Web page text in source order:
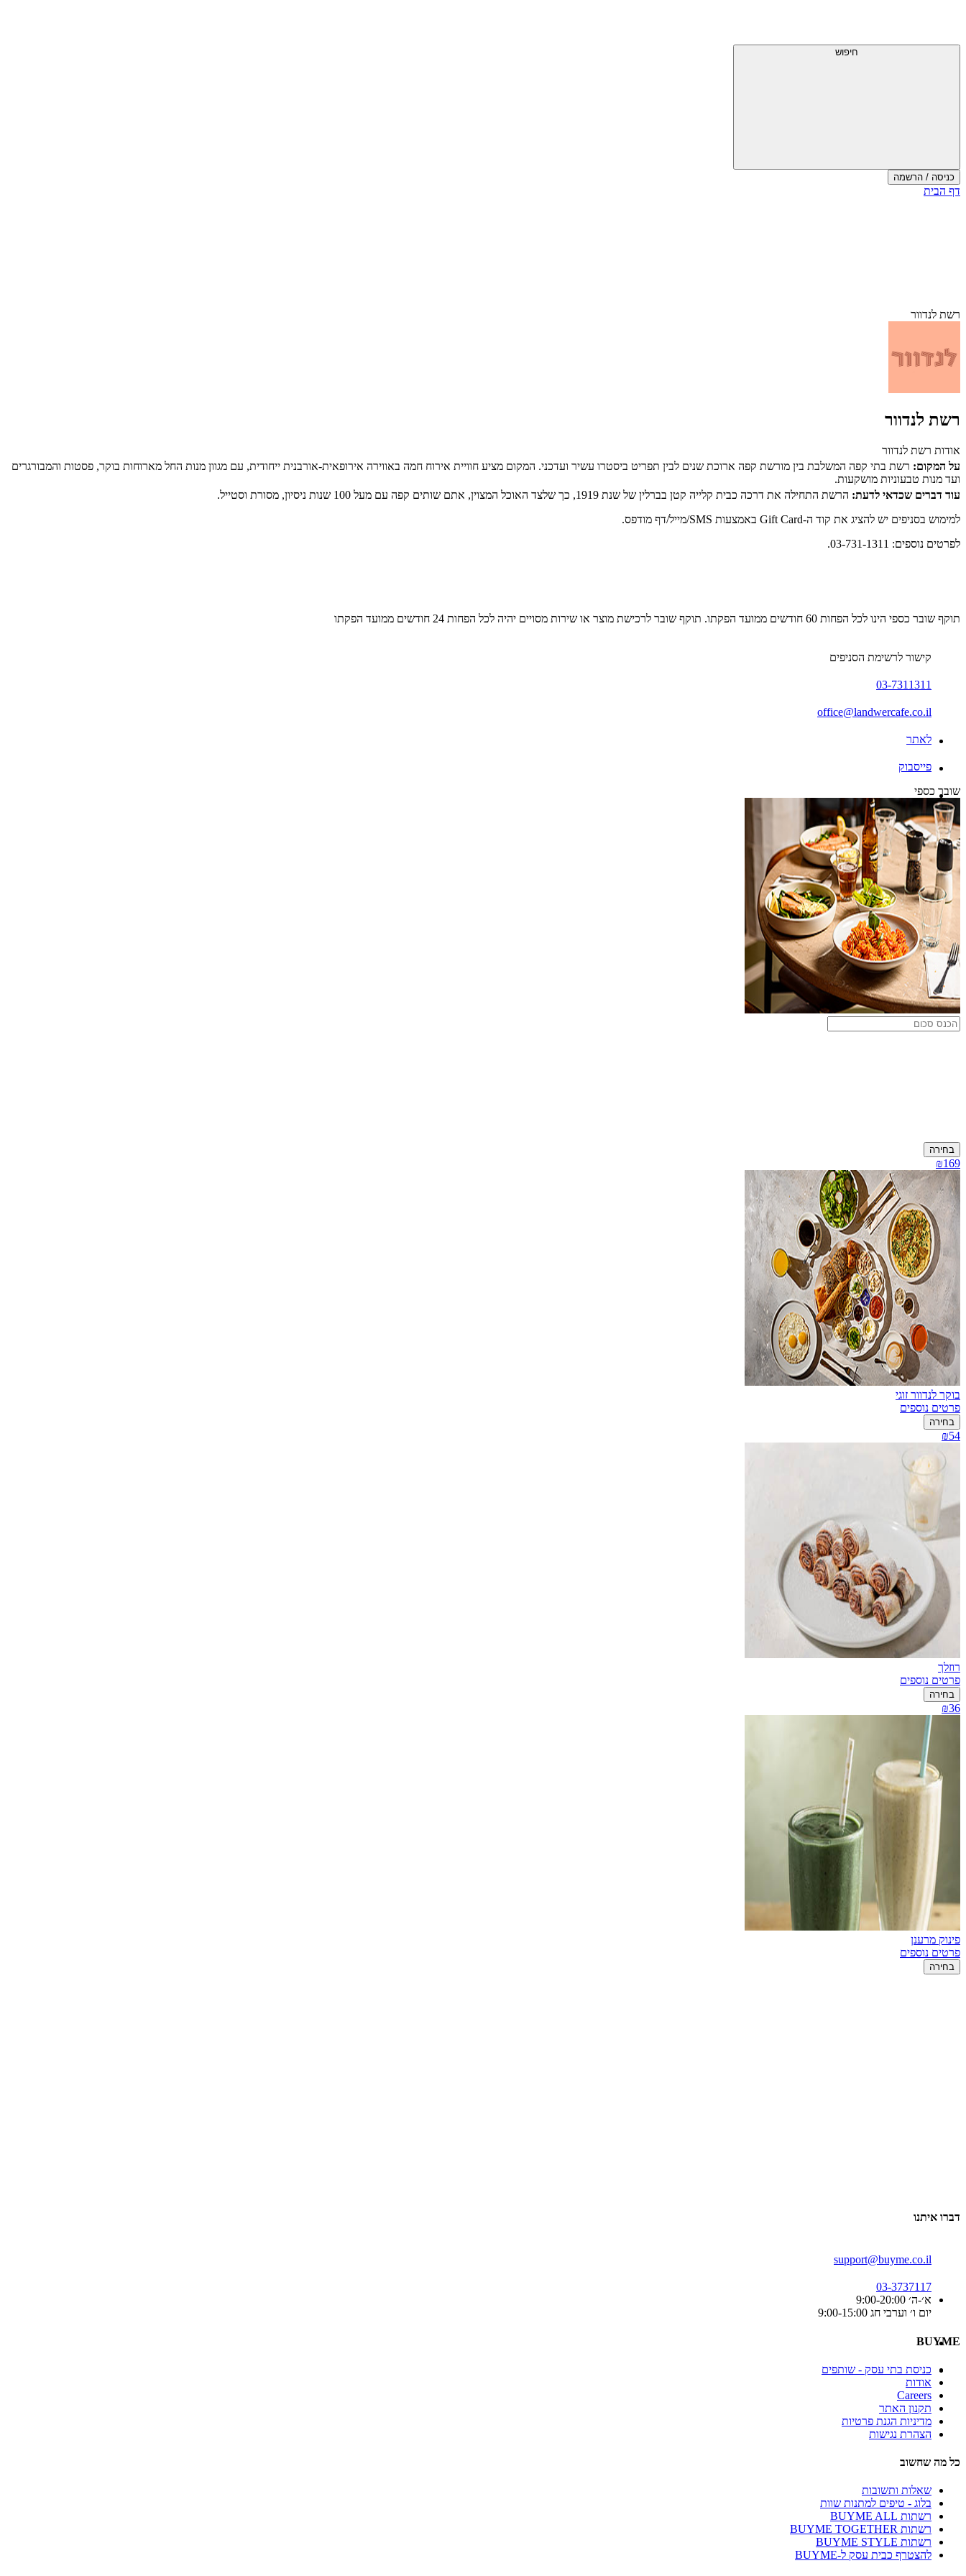
חיפוש
כניסה / הרשמה
דף הבית
רשת לנדוור
רשת לנדוור
אודות רשת לנדוור
על המקום: רשת בתי קפה המשלבת בין מורשת קפה ארוכת שנים לבין תפריט ביסטרו עשיר ועדכני. המקום מציע חוויית אירוח חמה באווירה אירופאית-אורבנית ייחודית, עם מגוון מנות החל מארוחות בוקר, פסטות והמבורגרים
ועד מנות טבעוניות מושקעות.
עוד דברים שכדאי לדעת: הרשת התחילה את דרכה כבית קלייה קטן בברלין של שנת 1919, כך שלצד האוכל המצוין, אתם שותים קפה עם מעל 100 שנות ניסיון, מסורת וסטייל.
למימוש בסניפים יש להציג את קוד ה-Gift Card באמצעות SMS/מייל/דף מודפס.
לפרטים נוספים: 03-731-1311.
תוקף שובר כספי הינו לכל הפחות 60 חודשים ממועד הפקתו. תוקף שובר לרכישת מוצר או שירות מסויים יהיה לכל הפחות 24 חודשים ממועד הפקתו
קישור לרשימת הסניפים
03-7311311
office@landwercafe.co.il
לאתר
פייסבוק
שובר כספי
בחירה
₪169
בוקר לנדוור זוגי
פרטים נוספים
בחירה
₪54
רוזלך
פרטים נוספים
בחירה
₪36
פינוק מרענן
פרטים נוספים
בחירה
דברו איתנו
support@buyme.co.il
03-3737117
א׳-ה׳ 9:00-20:00
יום ו׳ וערבי חג 9:00-15:00
BUYME
כניסת בתי עסק - שותפים
אודות
Careers
תקנון האתר
מדיניות הגנת פרטיות
הצהרת נגישות
כל מה שחשוב
שאלות ותשובות
בלוג - טיפים למתנות שוות
רשתות BUYME ALL
רשתות BUYME TOGETHER
רשתות BUYME STYLE
להצטרף כבית עסק ל-BUYME